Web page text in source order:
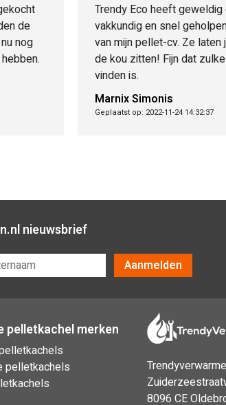
de
nog
Trendy Eco heeft
vakkundig en snel
van mijn pellet-cv. Ze laten
de kou zitten! Fijn dat
vinden is.
Marnix Simonis
Geplaatst op: 2022-11-24 14:32:37
nieuwsbrief
Aanmelden
pelletkachel merken
pelletkachels
8096 CE